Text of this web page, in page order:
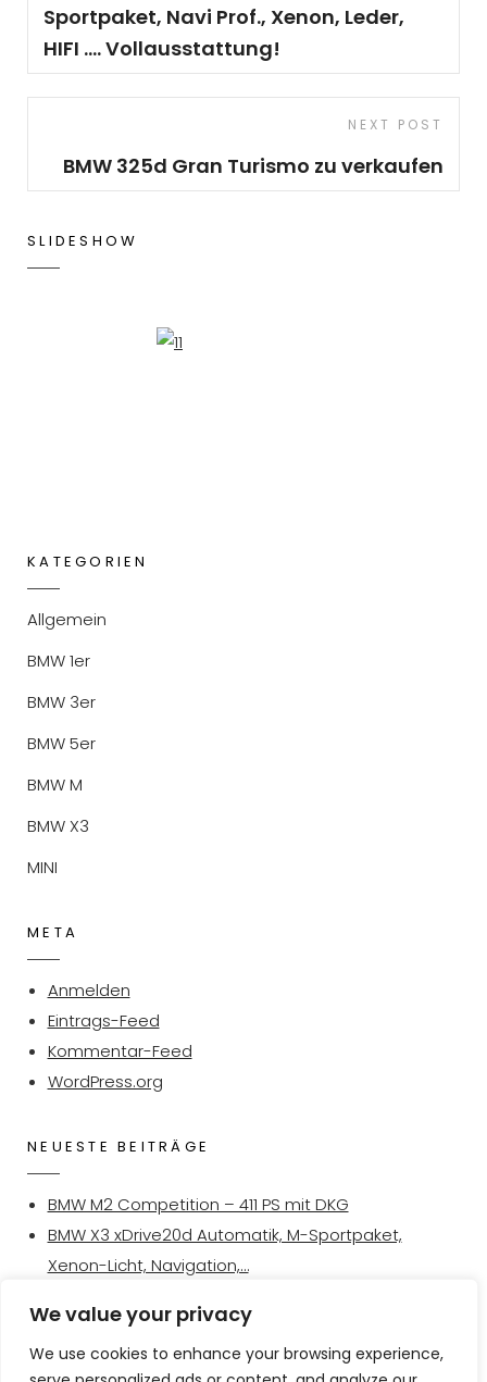
We value your privacy
We use cookies to enhance your browsing experience,
Sportpaket, Navi Prof., Xenon, Leder,
HIFI …. Vollausstattung!
Post
NEXT POST
BMW 325d Gran Turismo zu verkaufen
SLIDESHOW
KATEGORIEN
Allgemein
BMW 1er
BMW 3er
BMW 5er
BMW M
BMW X3
MINI
META
Anmelden
Eintrags-Feed
Kommentar-Feed
WordPress.org
NEUESTE BEITRÄGE
BMW M2 Competition – 411 PS mit DKG
BMW X3 xDrive20d Automatik, M-Sportpaket,
Xenon-Licht, Navigation,…
270km/h
BMW 325d Gran Turismo zu verkaufen